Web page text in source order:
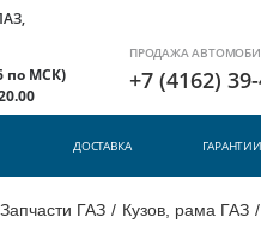
по МСК)
ПРОДАЖА
+7 (4162)
ДОСТАВКА ГАРАНТИИ
Запчасти ГАЗ / Кузов, рама ГАЗ /